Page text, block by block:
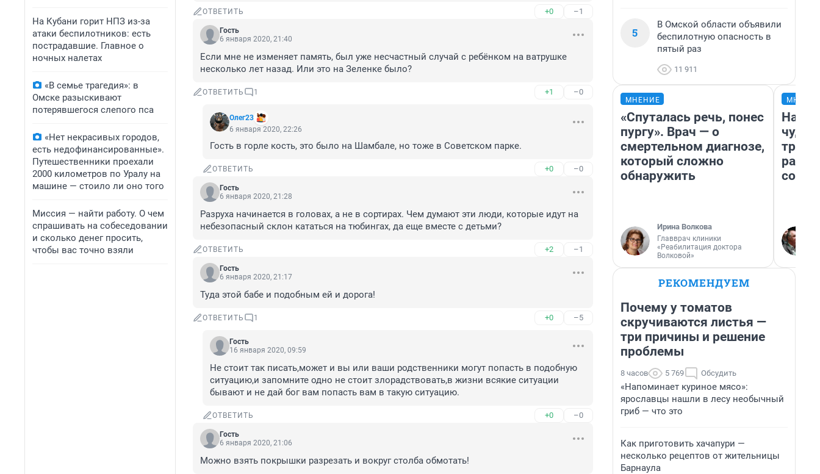
На Кубани горит НПЗ из-за
атаки беспилотников: есть
пострадавшие. Главное о
ночных налетах
«В семье трагедия»: в
Омске разыскивают
потерявшегося слепого пса
«Нет некрасивых городов,
есть недофинансированные».
Путешественники проехали
2000 километров по Уралу на
машине — стоило ли оно того
Миссия — найти работу. О чем
спрашивать на собеседовании
и сколько денег просить,
чтобы вас точно взяли
ОТВЕТИТЬ +0 –1
Гость
6 января 2020, 21:40
Если мне не изменяет память, был уже несчастный случай с ребёнком на ватрушке
несколько лет назад. Или это на Зеленке было?
ОТВЕТИТЬ 1 +1 –0
Олег23
6 января 2020, 22:26
Гость в горле кость, это было на Шамбале, но тоже в Советском парке.
ОТВЕТИТЬ +0 –0
Гость
6 января 2020, 21:28
Разруха начинается в головах, а не в сортирах. Чем думают эти люди, которые идут на
небезопасный склон кататься на тюбингах, да еще вместе с детьми?
ОТВЕТИТЬ +2 –1
Гость
6 января 2020, 21:17
Туда этой бабе и подобным ей и дорога!
ОТВЕТИТЬ 1 +0 –5
Гость
16 января 2020, 09:59
Не стоит так писать,может и вы или ваши родственники могут попасть в подобную
ситуацию,и запомните одно не стоит злорадствовать,в жизни всякие ситуации
бывают и не дай бог вам попасть вам в такую ситуацию.
ОТВЕТИТЬ +0 –0
Гость
6 января 2020, 21:06
Можно взять покрышки разрезать и вокруг столба обмотать!
5
В Омской области объявили
беспилотную опасность в
пятый раз
11 911
МНЕНИЕ
«Спуталась речь, понес
пургу». Врач — о
смертельном диагнозе,
который сложно
обнаружить
Ирина Волкова
Главврач клиники
«Реабилитация доктора
Волковой»
РЕКОМЕНДУЕМ
Почему у томатов
скручиваются листья —
три причины и решение
проблемы
8 часов 5 769 Обсудить
«Напоминает куриное мясо»:
ярославцы нашли в лесу необычный
гриб — что это
Как приготовить хачапури —
несколько рецептов от жительницы
Барнаула